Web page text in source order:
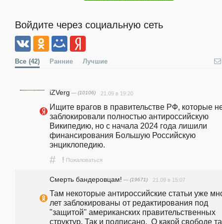
Войдите через социальную сеть
Все (42) Ранние Лучшие
iZVerg — (10106) 21.09 в 19:20
Ищите врагов в правительстве РФ, которые
заблокировали полностью антироссийскую
Википедию, но с начала 2024 года лишили
финансирования Большую Российскую
энциклопедию.
# ! Пожаловаться
Смерть бандеровцам! — (19671) 21.09 в 15:07
Там некоторые антироссийские статьи уже
лет заблокированы от редактирования под
"защитой" американских правительственных
структур. Так и подписано.  О какой свободе